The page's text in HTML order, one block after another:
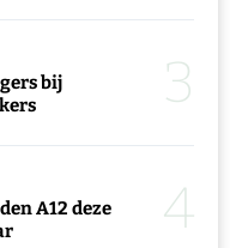
bij
3
A12 deze
4